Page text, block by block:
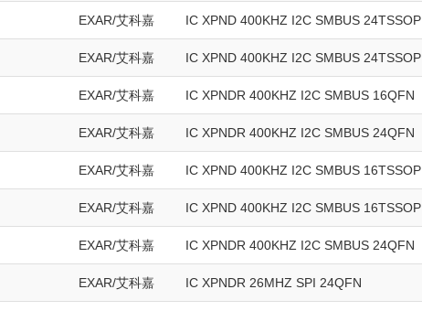
EXAR/艾科嘉 IC XPND 400KHZ I2C SMBUS 24TSSOP
EXAR/艾科嘉 IC XPND 400KHZ I2C SMBUS 24TSSOP
EXAR/艾科嘉 IC XPNDR 400KHZ I2C SMBUS 16QFN
EXAR/艾科嘉 IC XPNDR 400KHZ I2C SMBUS 24QFN
EXAR/艾科嘉 IC XPND 400KHZ I2C SMBUS 16TSSOP
EXAR/艾科嘉 IC XPND 400KHZ I2C SMBUS 16TSSOP
EXAR/艾科嘉 IC XPNDR 400KHZ I2C SMBUS 24QFN
EXAR/艾科嘉 IC XPNDR 26MHZ SPI 24QFN